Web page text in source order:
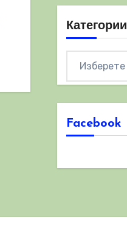
Категории
Facebook